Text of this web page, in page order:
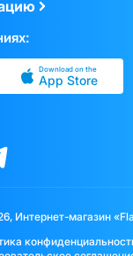
Download on the
App Store
Интернет-магазин